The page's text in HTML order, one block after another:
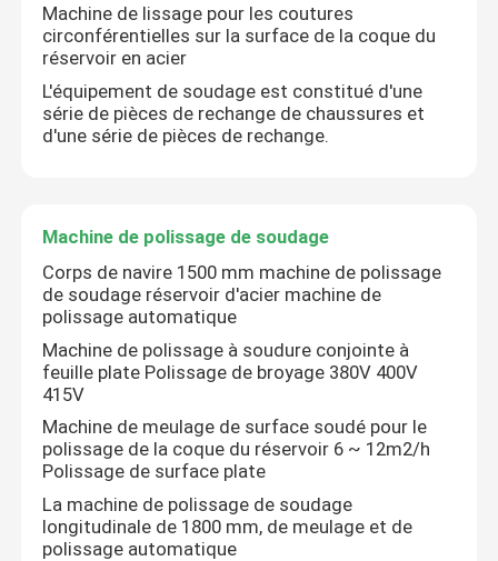
Machine automatique de polissage de tuyaux
Machine de polissage de fil
Machine de polissage automatique à coude en acier
Planche à souder
Machine de polissage de soudage
Machine à plier des cônes
Consommables de polissage
Machine de lissage pour les coutures
circonférentielles sur la surface de la coque du
réservoir en acier
L'équipement de soudage est constitué d'une
série de pièces de rechange de chaussures et
d'une série de pièces de rechange.
Machine de polissage de soudage
Corps de navire 1500 mm machine de polissage
de soudage réservoir d'acier machine de
polissage automatique
Machine de polissage à soudure conjointe à
feuille plate Polissage de broyage 380V 400V
415V
Machine de meulage de surface soudé pour le
polissage de la coque du réservoir 6 ~ 12m2/h
Polissage de surface plate
La machine de polissage de soudage
longitudinale de 1800 mm, de meulage et de
polissage automatique